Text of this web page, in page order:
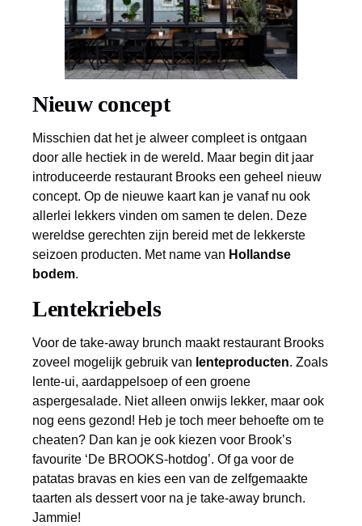
Nieuw concept
Misschien dat het je alweer compleet is ontgaan
door alle hectiek in de wereld. Maar begin dit jaar
introduceerde restaurant Brooks een geheel nieuw
concept. Op de nieuwe kaart kan je vanaf nu ook
allerlei lekkers vinden om samen te delen. Deze
wereldse gerechten zijn bereid met de lekkerste
seizoen producten. Met name van Hollandse
bodem.
Lentekriebels
Voor de take-away brunch maakt restaurant Brooks
zoveel mogelijk gebruik van lenteproducten. Zoals
lente-ui, aardappelsoep of een groene
aspergesalade. Niet alleen onwijs lekker, maar ook
nog eens gezond! Heb je toch meer behoefte om te
cheaten? Dan kan je ook kiezen voor Brook’s
favourite ‘De BROOKS-hotdog’. Of ga voor de
patatas bravas en kies een van de zelfgemaakte
taarten als dessert voor na je take-away brunch.
Jammie!